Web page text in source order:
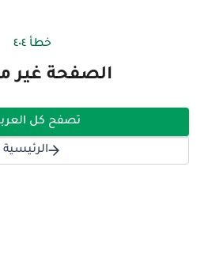
خطأ ٤٠٤
الصفحة غير
تصفح كل
الرئيسية